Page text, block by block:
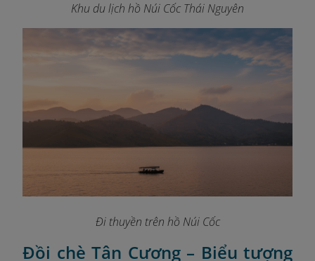
Khu du lịch hồ Núi Cốc Thái Nguyên
Đi thuyền trên hồ Núi Cốc
Đồi chè Tân Cương – Biểu tượng